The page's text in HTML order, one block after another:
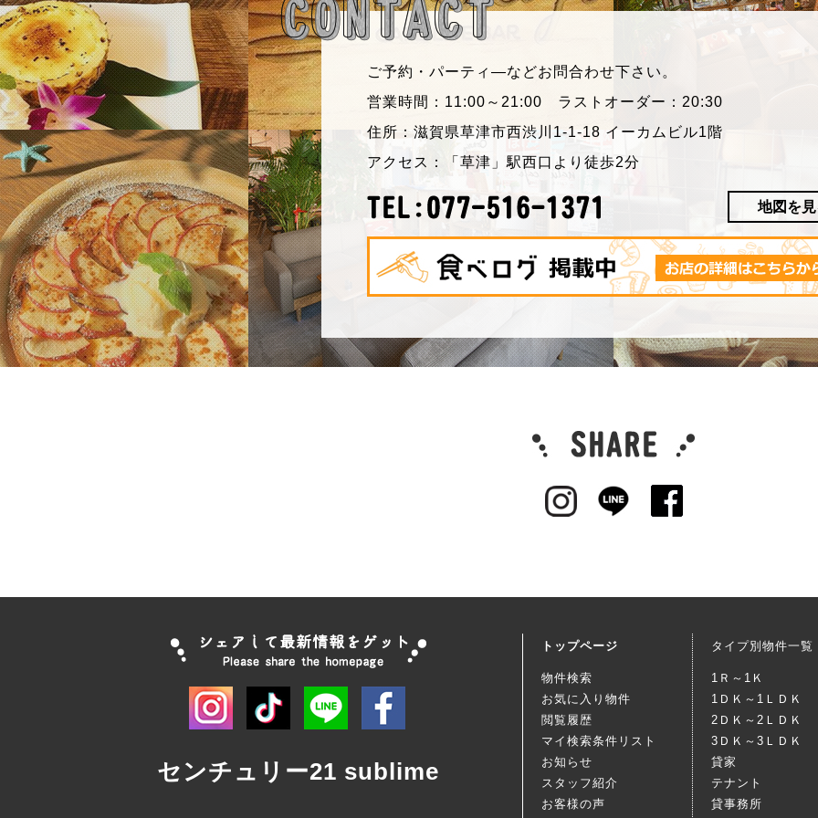
ご予約・パーティ―などお問合わせ下さい。
営業時間：11:00～21:00 ラストオーダー：20:30
住所：滋賀県草津市西渋川1-1-18 イーカムビル1階
アクセス：「草津」駅西口より徒歩2分
地図を
センチュリー21 sublime
トップページ
物件検索
お気に入り物件
閲覧履歴
マイ検索条件リスト
お知らせ
スタッフ紹介
お客様の声
タイプ別物件一覧
1Ｒ～1Ｋ
1ＤＫ～1ＬＤＫ
2ＤＫ～2ＬＤＫ
3ＤＫ～3ＬＤＫ
貸家
テナント
貸事務所